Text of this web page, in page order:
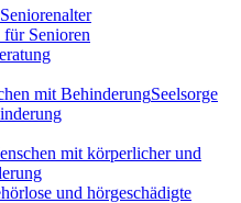
für Senioren
Seelsorge
mit körperlicher und
und hörgeschädigte